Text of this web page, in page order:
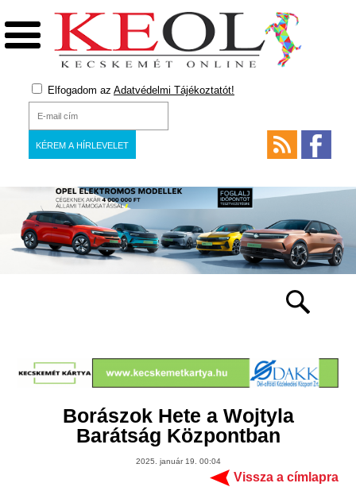
Elfogadom az Adatvédelmi Tájékoztatót!
Borászok Hete a Wojtyla
Barátság Központban
2025. január 19. 00:04
Vissza a címlapra